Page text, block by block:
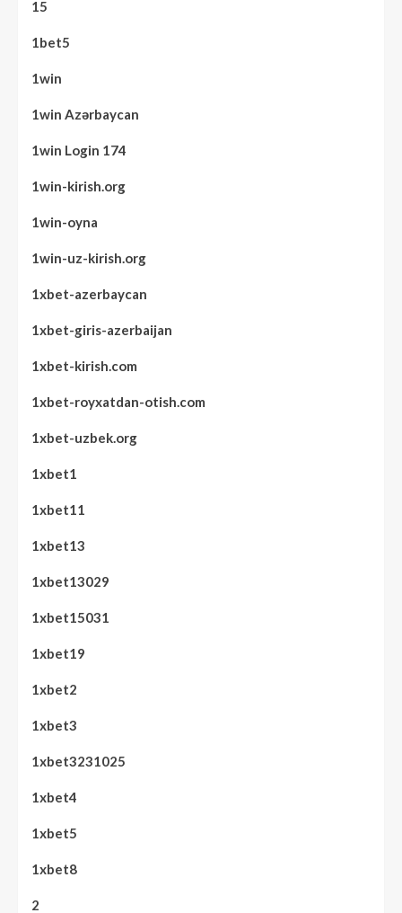
15
1bet5
1win
1win Azərbaycan
1win Login 174
1win-kirish.org
1win-oyna
1win-uz-kirish.org
1xbet-azerbaycan
1xbet-giris-azerbaijan
1xbet-kirish.com
1xbet-royxatdan-otish.com
1xbet-uzbek.org
1xbet1
1xbet11
1xbet13
1xbet13029
1xbet15031
1xbet19
1xbet2
1xbet3
1xbet3231025
1xbet4
1xbet5
1xbet8
2